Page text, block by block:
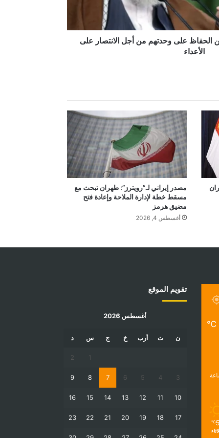
الحفاظ على وحدتهم من أجل الانتصار على
الأعداء
مصدر إيراني لـ”رويترز”: طهران تبحث مع
مسقط خطة لإدارة الملاحة وإعادة فتح
مضيق هرمز
أغسطس 4, 2026
℃
℃
تقويم الموقع
أغسطس 2026
ن ث أرب خ ج س د
1
2
3
4
5
6
7
8
9
10
11
12
13
14
15
16
17
18
19
20
21
22
23